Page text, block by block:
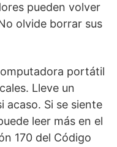
pueden volver
olvide borrar sus
portátil
Lleve un
acaso. Si se siente
leer más en el
170 del Código